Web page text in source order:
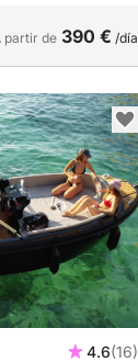
partir de 390 € /día
4.6(16)